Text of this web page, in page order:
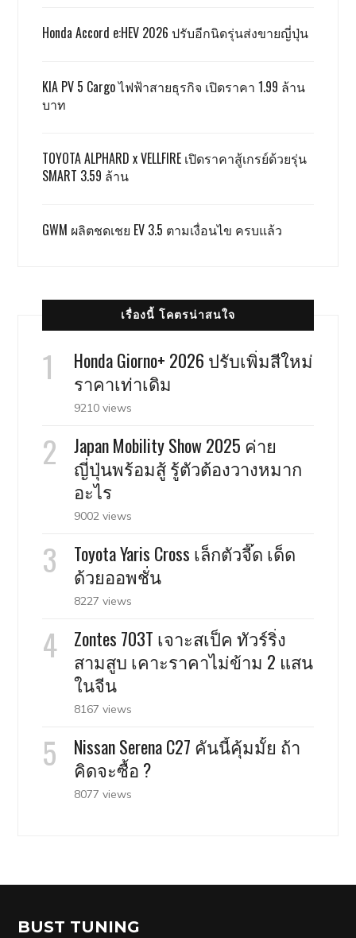
Honda Accord e:HEV 2026 ปรับอีกนิดรุ่นส่งขายญี่ปุ่น
KIA PV 5 Cargo ไฟฟ้าสายธุรกิจ เปิดราคา 1.99 ล้าน
บาท
TOYOTA ALPHARD x VELLFIRE เปิดราคาสู้เกรย์ด้วยรุ่น
SMART 3.59 ล้าน
GWM ผลิตชดเชย EV 3.5 ตามเงื่อนไข ครบแล้ว
เรื่องนี้ โคตรน่าสนใจ
Honda Giorno+ 2026 ปรับเพิ่มสีใหม่
ราคาเท่าเดิม
9210 views
Japan Mobility Show 2025 ค่าย
ญี่ปุ่นพร้อมสู้ รู้ตัวต้องวางหมาก
อะไร
9002 views
Toyota Yaris Cross เล็กตัวจี๊ด เด็ด
ด้วยออพชั่น
8227 views
Zontes 703T เจาะสเป็ค ทัวร์ริ่ง
สามสูบ เคาะราคาไม่ข้าม 2 แสน
ในจีน
8167 views
Nissan Serena C27 คันนี้คุ้มมั้ย ถ้า
คิดจะซื้อ ?
8077 views
BUST TUNING